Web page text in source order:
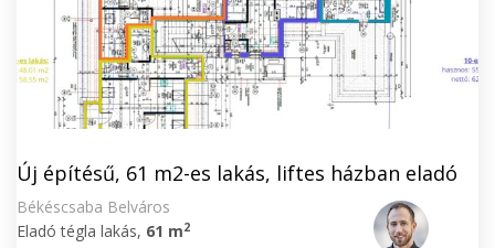
Új építésű, 61 m2-es lakás, liftes házban eladó
Békéscsaba Belváros
Eladó tégla lakás, 61 m2